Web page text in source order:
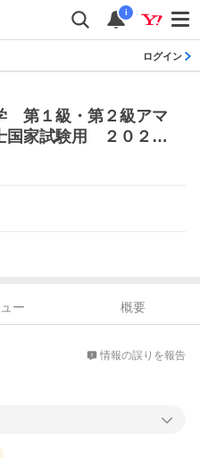
i
ログイン
第１級・第２級アマ
国家試験用 ２０２２
ー
概要
情報の誤りを報告